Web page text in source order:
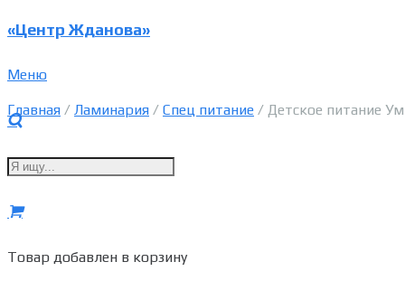
«Центр Жданова»
Меню
Товар добавлен в корзину
Главная / Ламинария / Спец питание / Детское питание